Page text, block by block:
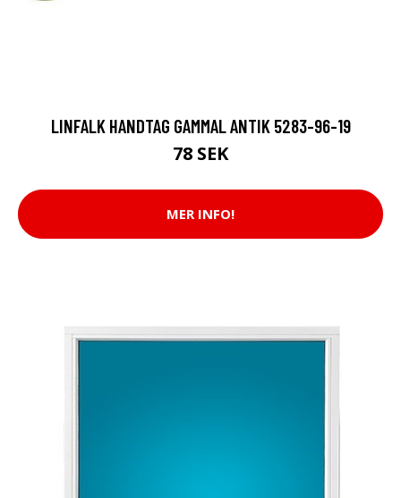
LINFALK HANDTAG GAMMAL ANTIK 5283-96-19
78 SEK
MER INFO!